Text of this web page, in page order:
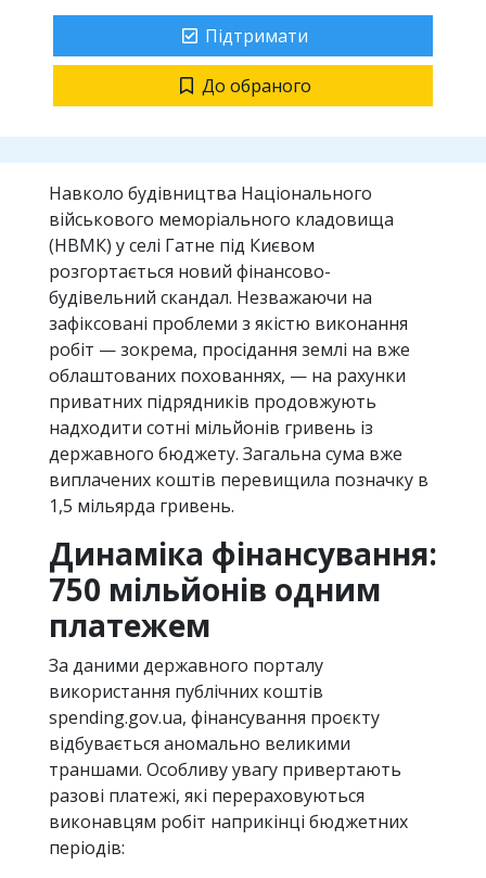
Підтримати
До обраного
Навколо будівництва Національного
військового меморіального кладовища
(НВМК) у селі Гатне під Києвом
розгортається новий фінансово-
будівельний скандал. Незважаючи на
зафіксовані проблеми з якістю виконання
робіт — зокрема, просідання землі на вже
облаштованих похованнях, — на рахунки
приватних підрядників продовжують
надходити сотні мільйонів гривень із
державного бюджету. Загальна сума вже
виплачених коштів перевищила позначку в
1,5 мільярда гривень.
Динаміка фінансування:
750 мільйонів одним
платежем
За даними державного порталу
використання публічних коштів
spending.gov.ua, фінансування проєкту
відбувається аномально великими
траншами. Особливу увагу привертають
разові платежі, які перераховуються
виконавцям робіт наприкінці бюджетних
періодів: